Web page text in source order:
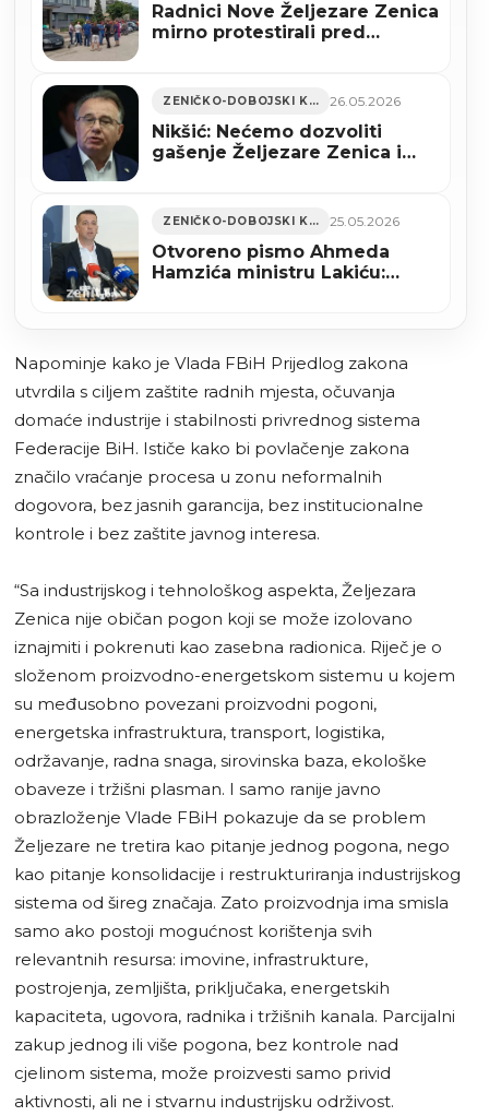
Radnici Nove Željezare Zenica
mirno protestirali pred
ZENIČKO-DOBOJSKI KANTON 26.05.2026
Nikšić: Nećemo dozvoliti
gašenje Željezare Zenica i
ZENIČKO-DOBOJSKI KANTON 25.05.2026
Otvoreno pismo Ahmeda
Hamzića ministru Lakiću:
Napominje kako je Vlada FBiH Prijedlog zakona
utvrdila s ciljem zaštite radnih mjesta, očuvanja
domaće industrije i stabilnosti privrednog sistema
Federacije BiH. Ističe kako bi povlačenje zakona
značilo vraćanje procesa u zonu neformalnih
dogovora, bez jasnih garancija, bez institucionalne
kontrole i bez zaštite javnog interesa.
“Sa industrijskog i tehnološkog aspekta, Željezara
Zenica nije običan pogon koji se može izolovano
iznajmiti i pokrenuti kao zasebna radionica. Riječ je o
složenom proizvodno-energetskom sistemu u kojem
su međusobno povezani proizvodni pogoni,
energetska infrastruktura, transport, logistika,
održavanje, radna snaga, sirovinska baza, ekološke
obaveze i tržišni plasman. I samo ranije javno
obrazloženje Vlade FBiH pokazuje da se problem
Željezare ne tretira kao pitanje jednog pogona, nego
kao pitanje konsolidacije i restrukturiranja industrijskog
sistema od šireg značaja. Zato proizvodnja ima smisla
samo ako postoji mogućnost korištenja svih
relevantnih resursa: imovine, infrastrukture,
postrojenja, zemljišta, priključaka, energetskih
kapaciteta, ugovora, radnika i tržišnih kanala. Parcijalni
zakup jednog ili više pogona, bez kontrole nad
cjelinom sistema, može proizvesti samo privid
aktivnosti, ali ne i stvarnu industrijsku održivost.